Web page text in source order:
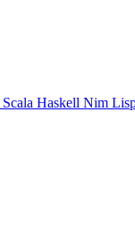
Scala Haskell Nim